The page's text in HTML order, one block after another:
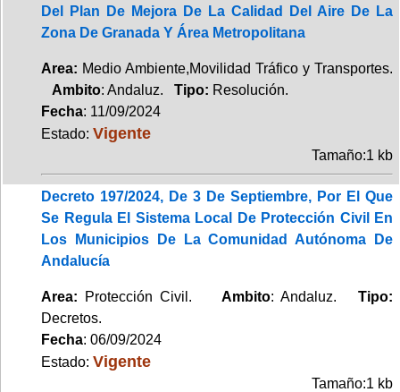
Del Plan De Mejora De La Calidad Del Aire De La
Zona De Granada Y Área Metropolitana
Area: Medio Ambiente,Movilidad Tráfico y Transportes.
Ambito: Andaluz. Tipo: Resolución.
Fecha: 11/09/2024
Estado: Vigente
Tamaño:1 kb
Decreto 197/2024, De 3 De Septiembre, Por El Que
Se Regula El Sistema Local De Protección Civil En
Los Municipios De La Comunidad Autónoma De
Andalucía
Area: Protección Civil. Ambito: Andaluz.Tipo:
Decretos.
Fecha: 06/09/2024
Estado: Vigente
Tamaño:1 kb